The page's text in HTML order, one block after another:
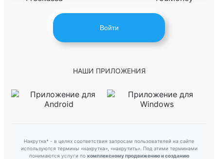
Войти
НАШИ ПРИЛОЖЕНИЯ
Накрутка* - в целях соответствия запросам пользователей на сайте
используются термины «накрутка», «накрутить». Под этими терминами
понимаются услуги по комплексному продвижению и созданию